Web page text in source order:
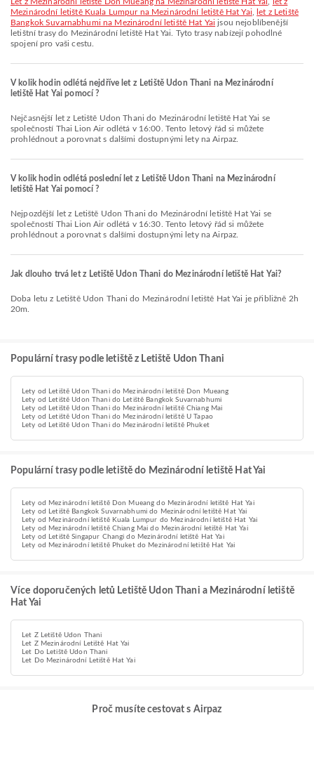
Mezinárodní letiště Kuala Lumpur na Mezinárodní letiště Hat Yai
let z Letiště
Bangkok Suvarnabhumi na Mezinárodní letiště Hat Yai jsou nejoblíbenější
letištní trasy do Mezinárodní letiště Hat Yai. Tyto trasy nabízejí pohodlné
spojení pro vaši cestu.
V kolik hodin odlétá nejdříve let z Letiště Udon Thani na Mezinárodní
letiště Hat Yai pomocí ?
Nejčasnější let z Letiště Udon Thani do Mezinárodní letiště Hat Yai se
společností Thai Lion Air odlétá v 16:00. Tento letový řád si můžete
prohlédnout a porovnat s dalšími dostupnými lety na Airpaz.
V kolik hodin odlétá poslední let z Letiště Udon Thani na Mezinárodní
letiště Hat Yai pomocí ?
Nejpozdější let z Letiště Udon Thani do Mezinárodní letiště Hat Yai se
společností Thai Lion Air odlétá v 16:30. Tento letový řád si můžete
prohlédnout a porovnat s dalšími dostupnými lety na Airpaz.
Jak dlouho trvá let z Letiště Udon Thani do Mezinárodní letiště Hat Yai?
Doba letu z Letiště Udon Thani do Mezinárodní letiště Hat Yai je přibližně 2h
20m.
Populární trasy podle letiště z Letiště Udon Thani
Lety od Letiště Udon Thani do Mezinárodní letiště Don Mueang
Lety od Letiště Udon Thani do Letiště Bangkok Suvarnabhumi
Lety od Letiště Udon Thani do Mezinárodní letiště Chiang Mai
Lety od Letiště Udon Thani do Mezinárodní letiště U Tapao
Lety od Letiště Udon Thani do Mezinárodní letiště Phuket
Populární trasy podle letiště do Mezinárodní letiště Hat Yai
Lety od Mezinárodní letiště Don Mueang do Mezinárodní letiště Hat Yai
Lety od Letiště Bangkok Suvarnabhumi do Mezinárodní letiště Hat Yai
Lety od Mezinárodní letiště Kuala Lumpur do Mezinárodní letiště Hat Yai
Lety od Mezinárodní letiště Chiang Mai do Mezinárodní letiště Hat Yai
Lety od Letiště Singapur Changi do Mezinárodní letiště Hat Yai
Lety od Mezinárodní letiště Phuket do Mezinárodní letiště Hat Yai
Více doporučených letů Letiště Udon Thani a Mezinárodní letiště
Hat Yai
Let Z Letiště Udon Thani
Let Z Mezinárodní Letiště Hat Yai
Let Do Letiště Udon Thani
Let Do Mezinárodní Letiště Hat Yai
Proč musíte cestovat s Airpaz